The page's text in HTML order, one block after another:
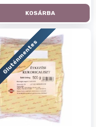
KOSÁRBA
Gluténmentes